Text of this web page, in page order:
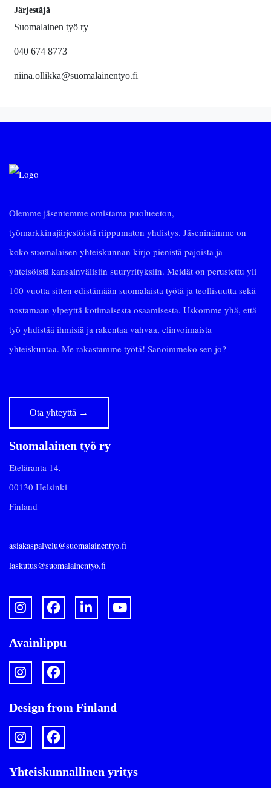
Järjestäjä
Suomalainen työ ry
040 674 8773
niina.ollikka@suomalainentyo.fi
Olemme jäsentemme omistama puolueeton,
työmarkkinajärjestöistä riippumaton yhdistys. Jäseninämme on
koko suomalaisen yhteiskunnan kirjo pienistä pajoista ja
yhteisöistä kansainvälisiin suuryrityksiin. Meidät on perustettu yli
100 vuotta sitten edistämään suomalaista työtä ja teollisuutta sekä
nostamaan ylpeyttä kotimaisesta osaamisesta. Uskomme yhä, että
työ yhdistää ihmisiä ja rakentaa vahvaa, elinvoimaista
yhteiskuntaa. Me rakastamme työtä! Sanoimmeko sen jo?
Ota yhteyttä →
Suomalainen työ ry
Eteläranta 14,
00130 Helsinki
Finland
asiakaspalvelu@suomalainentyo.fi
laskutus@suomalainentyo.fi
Avainlippu
Design from Finland
Yhteiskunnallinen yritys